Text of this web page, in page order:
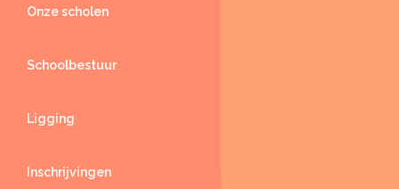
Onze scholen
Schoolbestuur
Ligging
Inschrijvingen